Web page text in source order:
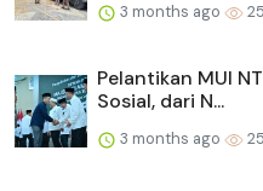
3 months ago
Pelantikan MUI
Sosial, dari N...
3 months ago